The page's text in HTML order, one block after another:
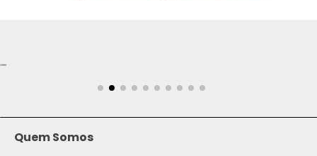
Quem Somos